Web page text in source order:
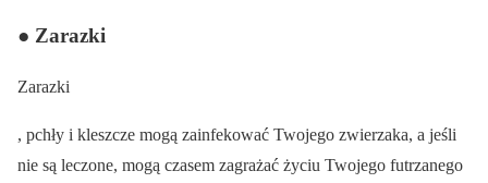
● Zarazki
Zarazki
, pchły i kleszcze mogą zainfekować Twojego zwierzaka, a jeśli
nie są leczone, mogą czasem zagrażać życiu Twojego futrzanego